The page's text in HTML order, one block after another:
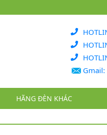
HÃNG ĐÈN KHÁC